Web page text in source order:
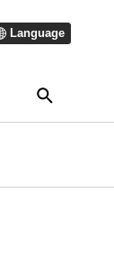
Language